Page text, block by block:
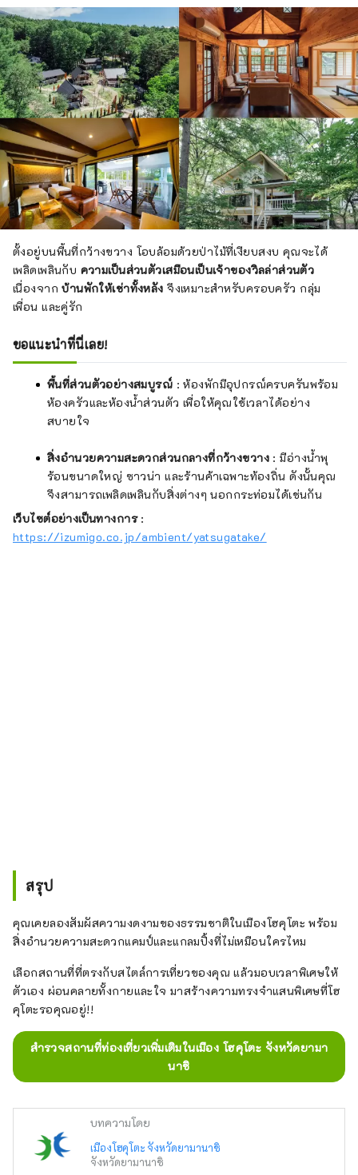
ตั้งอยู่บนพื้นที่กว้างขวาง โอบล้อมด้วยป่าไม้ที่เงียบสงบ คุณจะได้
เพลิดเพลินกับ ความเป็นส่วนตัวเสมือนเป็นเจ้าของวิลล่าส่วนตัว
เนื่องจากบ้านพักให้เช่าทั้งหลัง จึงเหมาะสำหรับครอบครัว กลุ่ม
เพื่อน และคู่รัก
ขอแนะนำที่นี่เลย!
พื้นที่ส่วนตัวอย่างสมบูรณ์ : ห้องพักมีอุปกรณ์ครบครันพร้อม
ห้องครัวและห้องน้ำส่วนตัว เพื่อให้คุณใช้เวลาได้อย่าง
สบายใจ
สิ่งอำนวยความสะดวกส่วนกลางที่กว้างขวาง : มีอ่างน้ำพุ
ร้อนขนาดใหญ่ ซาวน่า และร้านค้าเฉพาะท้องถิ่น ดังนั้นคุณ
จึงสามารถเพลิดเพลินกับสิ่งต่างๆ นอกกระท่อมได้เช่นกัน
เว็บไซต์อย่างเป็นทางการ:
https://izumigo.co.jp/ambient/yatsugatake/
สรุป
คุณเคยลองสัมผัสความงดงามของธรรมชาติในเมืองโฮคุโตะ พร้อม
สิ่งอำนวยความสะดวกแคมป์และแกลมปิ้งที่ไม่เหมือนใครไหม
เลือกสถานที่ที่ตรงกับสไตล์การเที่ยวของคุณ แล้วมอบเวลาพิเศษให้
ตัวเอง ผ่อนคลายทั้งกายและใจ มาสร้างความทรงจำแสนพิเศษที่โฮ
คุโตะรอคุณอยู่!!
สำรวจสถานที่ท่องเที่ยวเพิ่มเติมในเมือง โฮคุโตะ จังหวัดยามา
นาชิ
บทความโดย
เมืองโฮคุโตะ จังหวัดยามานาชิ
จังหวัดยามานาชิ